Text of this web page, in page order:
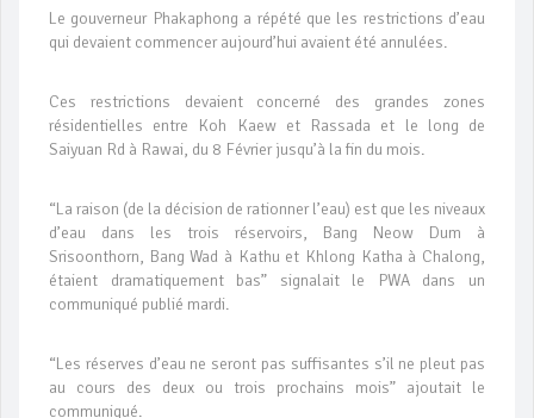
Le gouverneur Phakaphong a répété que les restrictions d’eau
qui devaient commencer aujourd’hui avaient été annulées.
Ces restrictions devaient concerné des grandes zones
résidentielles entre Koh Kaew et Rassada et le long de
Saiyuan Rd à Rawai, du 8 Février jusqu’à la fin du mois.
“La raison (de la décision de rationner l’eau) est que les niveaux
d’eau dans les trois réservoirs, Bang Neow Dum à
Srisoonthorn, Bang Wad à Kathu et Khlong Katha à Chalong,
étaient dramatiquement bas” signalait le PWA dans un
communiqué publié mardi.
“Les réserves d’eau ne seront pas suffisantes s’il ne pleut pas
au cours des deux ou trois prochains mois” ajoutait le
communiqué.